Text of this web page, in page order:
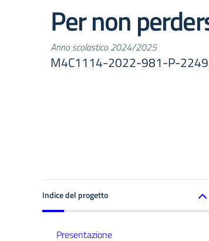
Per non
Anno scolastico 2024/2025
M4C1114-2022-981-P-
Indice del progetto
Presentazione